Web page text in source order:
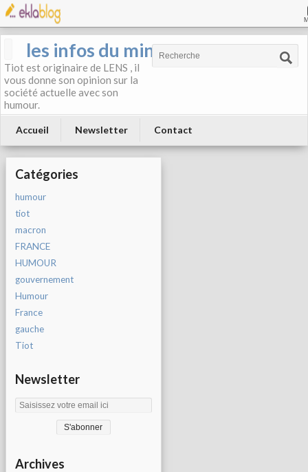
les infos du mineur
Tiot est originaire de LENS , il
vous donne son opinion sur la
société actuelle avec son
humour.
Accueil Newsletter Contact
Catégories
humour
tiot
macron
FRANCE
HUMOUR
gouvernement
Humour
France
gauche
Tiot
Newsletter
Archives